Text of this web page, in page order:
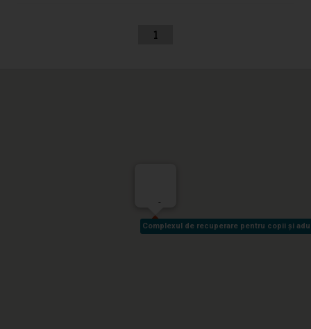
1
Complexul de recuperare pentru copii și
Complexul de recuperare pentru copii și
-